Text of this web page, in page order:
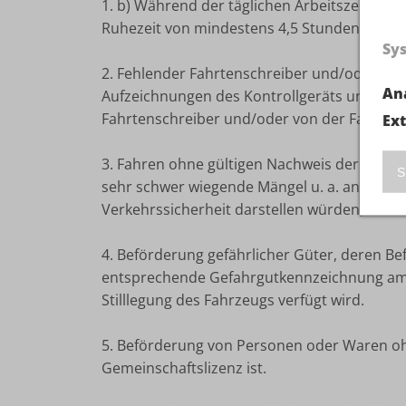
1. b) Während der täglichen Arbeitszeit
Ruhezeit von mindestens 4,5 Stunden.
2. Fehlender Fahrtenschreiber und/oder
Aufzeichnungen des Kontrollgeräts und/
Fahrtenschreiber und/oder von der
3. Fahren ohne gültigen Nachweis der
sehr schwer wiegende Mängel u. a. an
Verkehrssicherheit darstellen würden, dass
4. Beförderung gefährlicher Güter, deren
entsprechende Gefahrgutkennzeichnung
Stilllegung des Fahrzeugs verfügt wird.
5. Beförderung von Personen oder Waren
Gemeinschaftslizenz ist.